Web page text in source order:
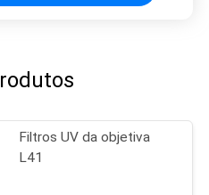
Filtros UV da objetiva
L41